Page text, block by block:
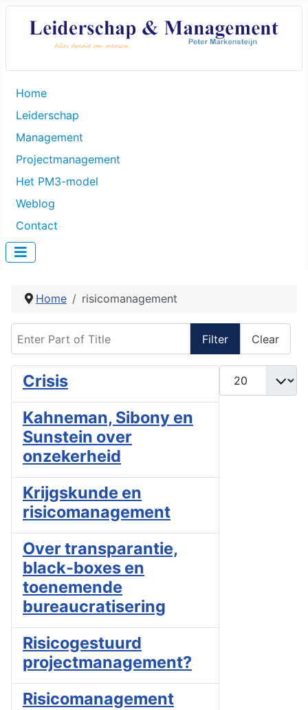
Home
Leiderschap
Management
Projectmanagement
Het PM3-model
Weblog
Contact
Home risicomanagement
Filter Clear
Display #
Crisis
Kahneman, Sibony en
Sunstein over
onzekerheid
Krijgskunde en
risicomanagement
Over transparantie,
black-boxes en
toenemende
bureaucratisering
Risicogestuurd
projectmanagement?
Risicomanagement